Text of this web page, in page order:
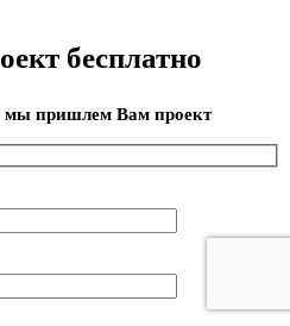
бесплатно
мы пришлем Вам проект